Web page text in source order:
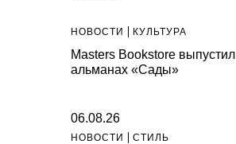
НОВОСТИ КУЛЬТУРА
Masters Bookstore выпустил
альманах «Сады»
06.08.26
НОВОСТИ СТИЛЬ